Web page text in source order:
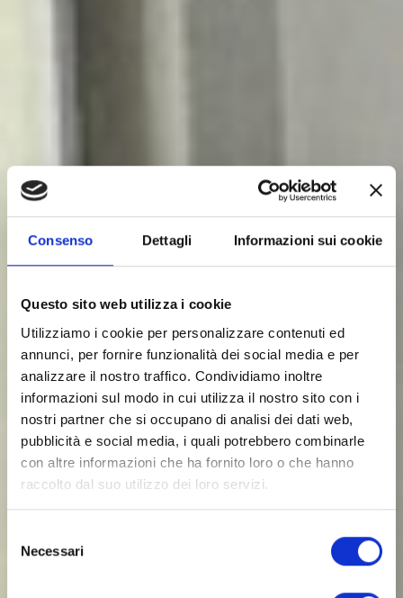
Consenso Dettagli Informazioni sui cookie
Questo sito web utilizza i cookie
Utilizziamo i cookie per personalizzare contenuti ed
annunci, per fornire funzionalità dei social media e per
analizzare il nostro traffico. Condividiamo inoltre
informazioni sul modo in cui utilizza il nostro sito con i
nostri partner che si occupano di analisi dei dati web,
pubblicità e social media, i quali potrebbero combinarle
con altre informazioni che ha fornito loro o che hanno
raccolto dal suo utilizzo dei loro servizi.
delNecessari
Laboratorio riparazioni
informatiche Vicenza
chiederci aiuto. Scopri il nostro servizio di